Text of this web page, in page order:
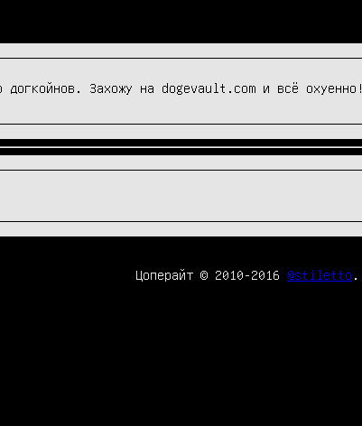
догкойнов. Захожу на dogevault.com и всё охуенно!
Цоперайт © 2010-2016 @stiletto